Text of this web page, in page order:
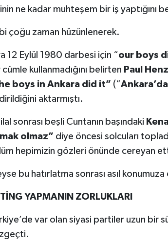
ne kadar muhteşem bir iş yaptığını
çoğu zaman hüzünlenerek.
12 Eylül 1980 darbesi için “our boys
cümle kullanmadığını belirten Paul
boys in Ankara did it” (“
aktarmıştı.
sonrası beşli Cuntanın başındaki
olmaz” diye öncesi solcuları
hepimizin gözleri önünde cereyan
bu hatırlatma sonrası asıl
YAPMANIN ZORLUKLARI
var olan siyasi partiler uzun bir